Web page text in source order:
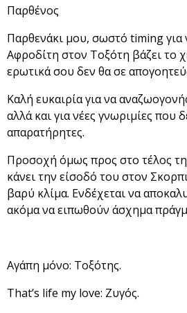
Παρθένος
Παρθενάκι μου, σωστό timing για
Αφροδίτη στον Τοξότη βάζει το
ερωτικά σου δεν θα σε
Καλή ευκαιρία για να
αλλά και για νέες γνωριμίες που
απαρατήρητες.
Προσοχή όμως προς στο τέλος
κάνει την είσοδό του στον
βαρύ κλίμα. Ενδέχεται να
ακόμα να ειπωθούν άσχημα
Αγάπη μόνο: Τοξότης.
That’s life my love: Ζυγός.